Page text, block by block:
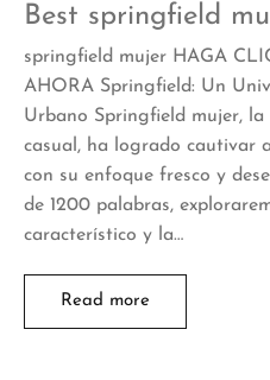
Best springfield
springfield mujer HAGA
AHORA Springfield: Un
Urbano Springfield mujer,
casual, ha logrado cautivar
con su enfoque fresco y
de 1200 palabras,
característico y la…
Read more